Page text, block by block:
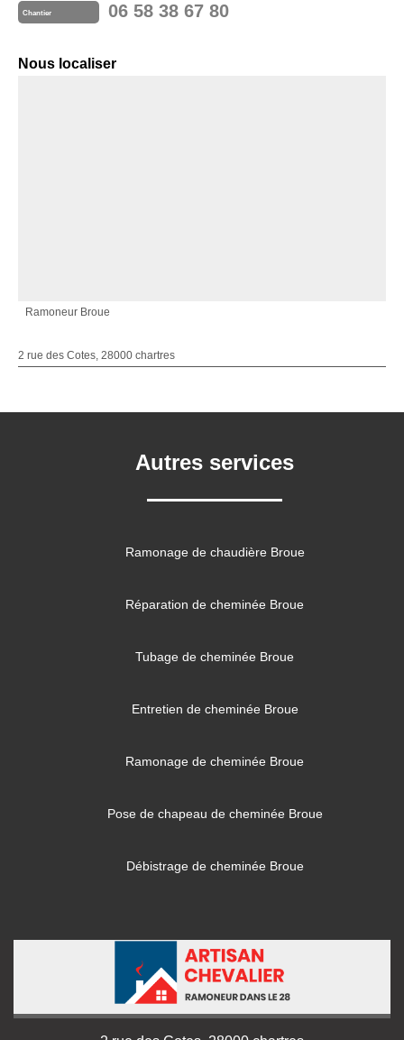
Chantier 06 58 38 67 80
Nous localiser
Ramoneur Broue
2 rue des Cotes, 28000 chartres
Autres services
Ramonage de chaudière Broue
Réparation de cheminée Broue
Tubage de cheminée Broue
Entretien de cheminée Broue
Ramonage de cheminée Broue
Pose de chapeau de cheminée Broue
Débistrage de cheminée Broue